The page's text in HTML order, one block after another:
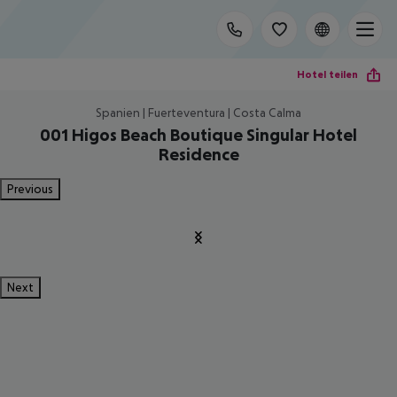
Hotel teilen
Spanien | Fuerteventura | Costa Calma
001 Higos Beach Boutique Singular Hotel
Residence
Previous
Next